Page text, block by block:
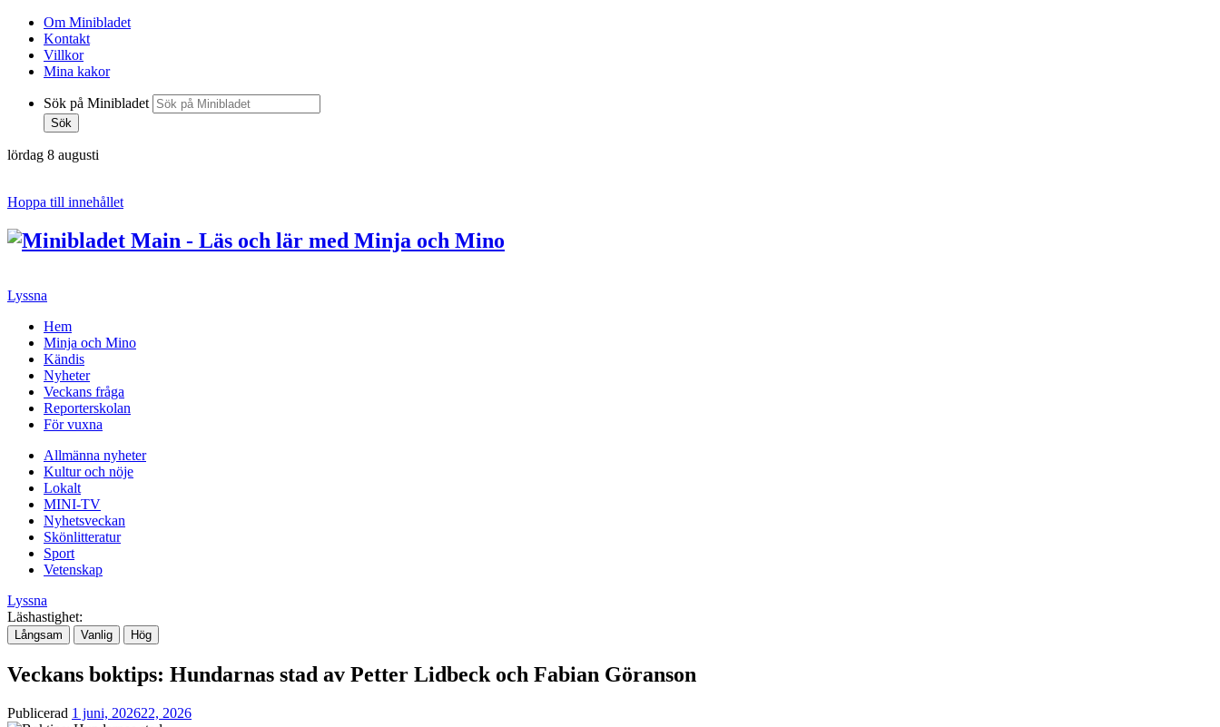
Om Minibladet
Kontakt
Villkor
Mina kakor
Sök på Minibladet
Sök
lördag 8 augusti
Hoppa till innehållet
Lyssna
Hem
Minja och Mino
Kändis
Nyheter
Veckans fråga
Reporterskolan
För vuxna
Allmänna nyheter
Kultur och nöje
Lokalt
MINI-TV
Nyhetsveckan
Skönlitteratur
Sport
Vetenskap
Lyssna
Läshastighet:
Långsam Vanlig Hög
Veckans boktips: Hundarnas stad av Petter Lidbeck och Fabian Göranson
Publicerad 1 juni, 202622, 2026